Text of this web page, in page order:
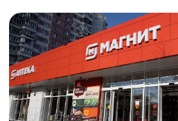
работодателей
За 30 лет мы сообща добились немалых
крупную розничную сеть по всей стране,
масштабное собственное производство,
логистическим оператором и построили
IT-компанию. С тобой мы сможем ещё